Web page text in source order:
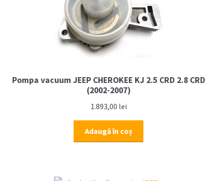
Pompa vacuum JEEP CHEROKEE KJ 2.5 CRD 2.8 CRD
(2002-2007)
1.893,00 lei
Adaugă în coș